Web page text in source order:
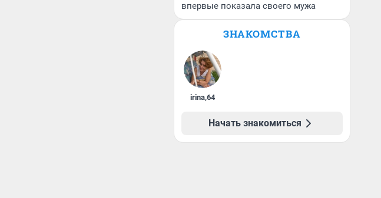
впервые показала своего мужа
ЗНАКОМСТВА
irina,64
Начать знакомиться